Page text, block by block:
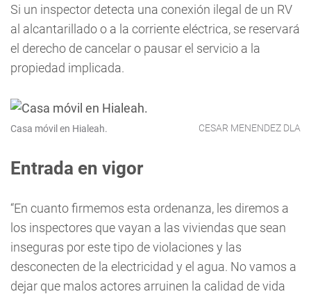
Si un inspector detecta una conexión ilegal de un RV
al alcantarillado o a la corriente eléctrica, se reservará
el derecho de cancelar o pausar el servicio a la
propiedad implicada.
Casa móvil en Hialeah. CESAR MENENDEZ DLA
Entrada en vigor
“En cuanto firmemos esta ordenanza, les diremos a
los inspectores que vayan a las viviendas que sean
inseguras por este tipo de violaciones y las
desconecten de la electricidad y el agua. No vamos a
dejar que malos actores arruinen la calidad de vida